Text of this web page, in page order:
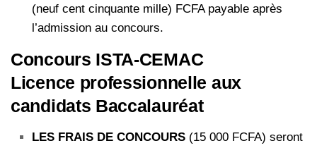
(neuf cent cinquante mille) FCFA payable après
l’admission au concours.
Concours ISTA-CEMAC
Licence professionnelle aux
candidats Baccalauréat
LES FRAIS DE CONCOURS (15 000 FCFA) seront